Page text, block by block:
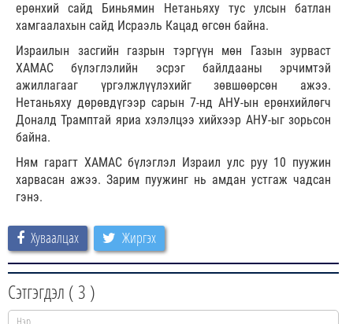
ерөнхий сайд Биньямин Нетаньяху тус улсын батлан
хамгаалахын сайд Исраэль Кацад өгсөн байна.
Израилын засгийн газрын тэргүүн мөн Газын зурваст
ХАМАС бүлэглэлийн эсрэг байлдааны эрчимтэй
ажиллагааг үргэлжлүүлэхийг зөвшөөрсөн ажээ.
Нетаньяху дөрөвдүгээр сарын 7-нд АНУ-ын ерөнхийлөгч
Доналд Трамптай яриа хэлэлцээ хийхээр АНУ-ыг зорьсон
байна.
Ням гарагт ХАМАС бүлэглэл Израил улс руу 10 пуужин
харвасан ажээ. Зарим пуужинг нь амдан устгаж чадсан
гэнэ.
Хуваалцах Жиргэх
Сэтгэгдэл ( 3 )